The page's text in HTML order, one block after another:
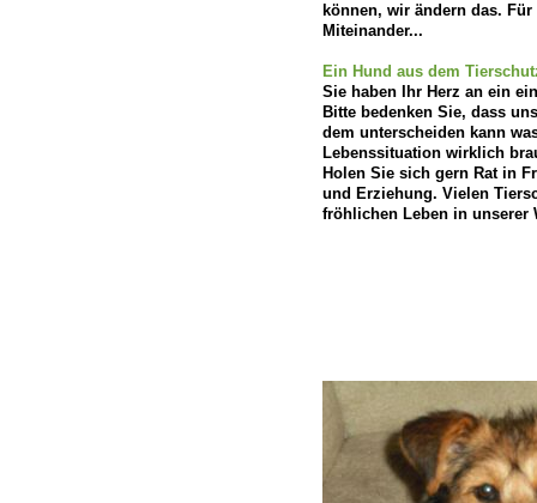
können, wir ändern das.
Miteinander...
Ein Hund aus dem
Sie haben Ihr Herz an ein
Bitte bedenken Sie, dass
dem unterscheiden kann
Lebenssituation wirklich
Holen Sie sich gern Rat in
und Erziehung. Vielen
fröhlichen Leben in unserer